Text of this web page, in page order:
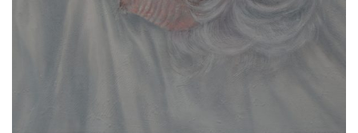
Votre panier est vide.